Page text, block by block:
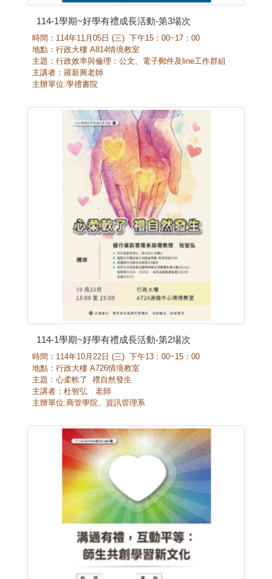
114-1學期~好學有禮成長活動-第3場次
時間： 114年11 月05日 (三) 下午15 ： 00~17 ： 00
地點： 行政大樓 A814情境教室
主題：行政效率與倫理：公文、電子郵件及line工作群組
主講者：羅新興老師
主辦單位:學禮書院
114-1學期~好學有禮成長活動-第2場次
時間：114年10月22日 (三) 下午13：00~15：00
地點：行政大樓 A726情境教室
主題：心柔軟了 禮自然發生
主講者：杜智弘 老師
主辦單位:商管學院、資訊管理系